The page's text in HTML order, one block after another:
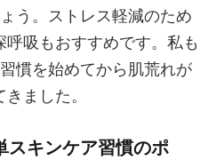
う。ストレス軽減のため
吸もおすすめです。私も
慣を始めてから肌荒れが
ました。
スキンケア習慣のポ